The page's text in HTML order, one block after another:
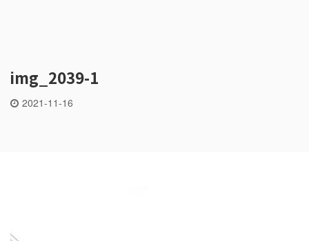
img_2039-1
2021-11-16